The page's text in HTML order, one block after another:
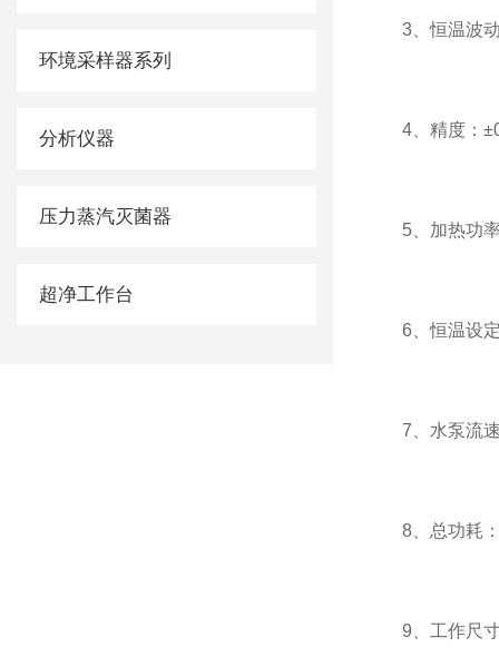
环境采样器系列
分析仪器
压力蒸汽灭菌器
超净工作台
3、恒温波
4、精度：
5、加热功
6、恒温设定
7、水泵流
8、总功耗
9、工作尺